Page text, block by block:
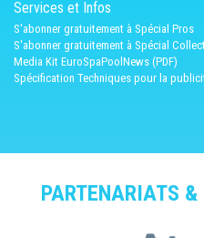
Services et Infos
S'abonner gratuitement à Spécial Pros
S'abonner gratuitement à Spécial
Media Kit EuroSpaPoolNews (PDF)
Spécification Techniques pour la
PARTENARIATS